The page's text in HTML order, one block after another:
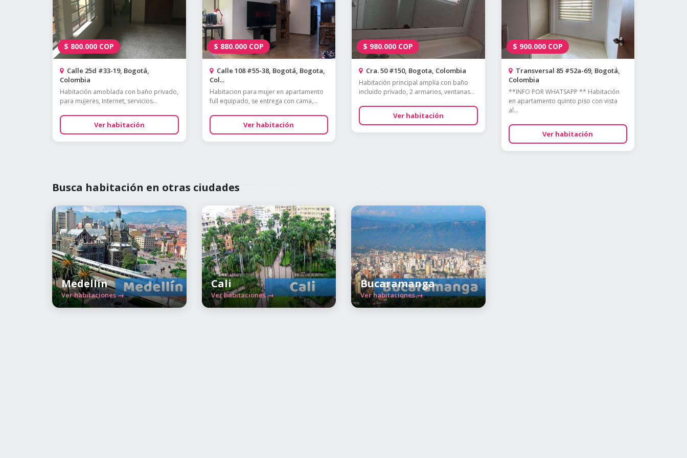
$ 800.000 COP
Calle 25d #33-19, Bogotá,
Colombia
Habitación amoblada con baño privado,
para mujeres, Internet, servicios...
Ver habitación
$ 880.000 COP
Calle 108 #55-38, Bogotá, Bogota,
Col...
Habitacion para mujer en apartamento
full equipado, se entrega con cama,...
Ver habitación
$ 980.000 COP
Cra. 50 #150, Bogota, Colombia
Habitación principal amplia con baño
incluido privado, 2 armarios, ventanas...
Ver habitación
$ 900.000 COP
Transversal 85 #52a-69, Bogotá,
Colombia
**INFO POR WHATSAPP ** Habitación
en apartamento quinto piso con vista
al...
Ver habitación
Busca habitación en otras ciudades
Medellín
Ver habitaciones →
Cali
Ver habitaciones →
Bucaramanga
Ver habitaciones →